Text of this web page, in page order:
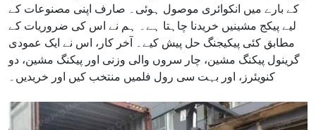
کے بارے میں انکوائری موصول ہوئی۔ صارف اپنی مصنوعات کے
لیے پیکج مشینیں خریدنا چاہتا ہے۔ ہم نے اس کی ضروریات کے
مطابق کئی پیکیجنگ حل پیش کیے۔ آخر کار، اس نے ایک عمودی
گرینول پیکنگ مشین، چار سروں والی وزنی اور پیکنگ مشین، دو
کنویئرز، اور بہت سی رول فلمیں منتخب کیں اور خریدیں۔